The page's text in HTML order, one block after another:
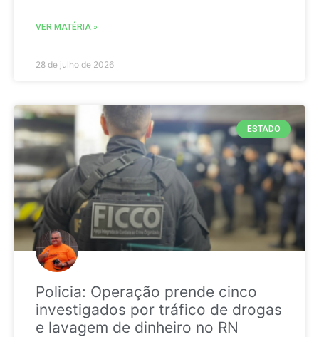
VER MATÉRIA »
28 de julho de 2026
ESTADO
Policia: Operação prende cinco
investigados por tráfico de drogas
e lavagem de dinheiro no RN